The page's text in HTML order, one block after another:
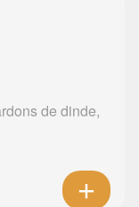
de dinde,